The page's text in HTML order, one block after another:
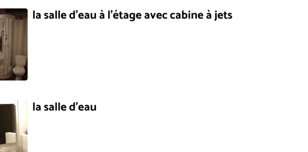
la salle d'eau à l'étage avec cabine à jets
la salle d'eau